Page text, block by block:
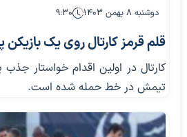
دوشنبه ۸ بهمن ۱۴۰۳ ۹:۳۰
قلم قرمز کارتال روی یک
کارتال در اولین اقدام خواستار
تیمش در خط حمله شده است.